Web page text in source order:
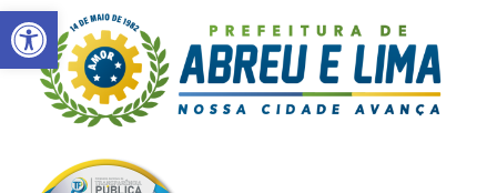
Abrir a barra de ferramentas
Skip
to
content